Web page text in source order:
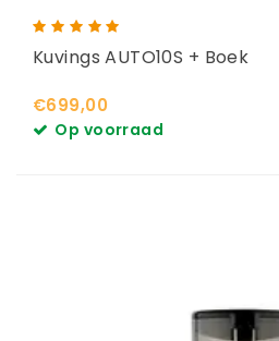
Kuvings AUTO10S + Boek
€699,00
Op voorraad